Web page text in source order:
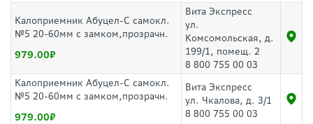
Калоприемник Абуцел-С самокл.
№5 20-60мм с замком,прозрачн.
979.00
Вита Экспресс
ул.
Комсомольская, д.
199/1, помещ. 2
8 800 755 00 03
Калоприемник Абуцел-С самокл.
№5 20-60мм с замком,прозрачн.
979.00
Вита Экспресс
ул. Чкалова, д. 3/1
8 800 755 00 03